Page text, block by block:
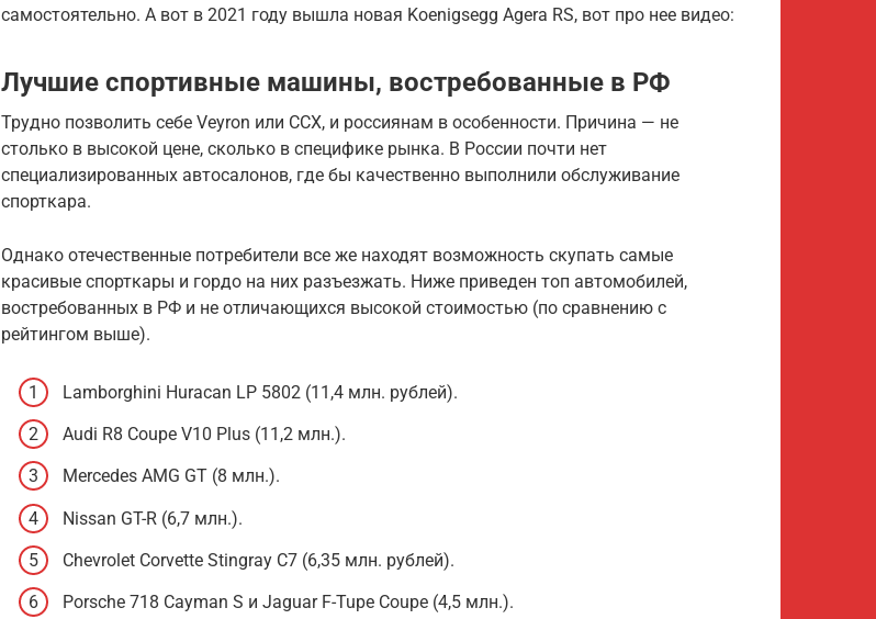
самостоятельно. А вот в 2021 году вышла новая Koenigsegg Agera RS, вот про нее видео:
Лучшие спортивные машины, востребованные в РФ
Трудно позволить себе Veyron или CCX, и россиянам в особенности. Причина — не
столько в высокой цене, сколько в специфике рынка. В России почти нет
специализированных автосалонов, где бы качественно выполнили обслуживание
спорткара.
Однако отечественные потребители все же находят возможность скупать самые
красивые спорткары и гордо на них разъезжать. Ниже приведен топ автомобилей,
востребованных в РФ и не отличающихся высокой стоимостью (по сравнению с
рейтингом выше).
Lamborghini Huracan LP 5802 (11,4 млн. рублей).
Audi R8 Coupe V10 Plus (11,2 млн.).
Mercedes AMG GT (8 млн.).
Nissan GT-R (6,7 млн.).
Chevrolet Corvette Stingray C7 (6,35 млн. рублей).
Porsche 718 Cayman S и Jaguar F-Tupe Coupe (4,5 млн.).